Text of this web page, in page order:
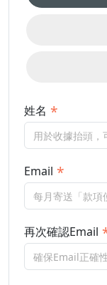
姓名
Email
再次確認Email